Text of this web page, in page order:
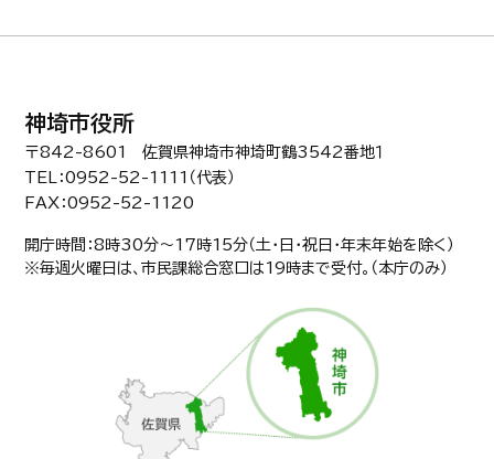
神埼市役所
〒842-8601 佐賀県神埼市神埼町鶴3542番地１
TEL：0952-52-1111（代表）
FAX：0952-52-1120
開庁時間：8時30分〜17時15分（土・日・祝日・年末年始を除く）
※毎週火曜日は、市民課総合窓口は19時まで受付。（本庁のみ）